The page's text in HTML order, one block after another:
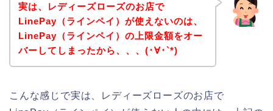
実は、レディーズローズのお店で
LinePay（ラインペイ）が使えないのは、
LinePay（ラインペイ）の上限金額をオー
バーしてしまったから、、、(･∀･`*)
こんな感じで実は、レディーズローズのお店で